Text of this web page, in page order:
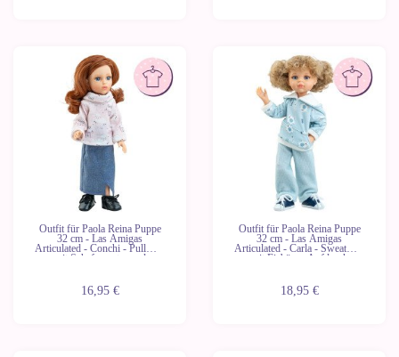
Outfit für Paola Reina Puppe
32 cm - Las Amigas
Articulated - Conchi - Pullover
mit Schafsmuster und
16,95 €
Outfit für Paola Reina Puppe
32 cm - Las Amigas
Articulated - Carla - Sweatshirt
mit Eisbären-Aufdruck
18,95 €